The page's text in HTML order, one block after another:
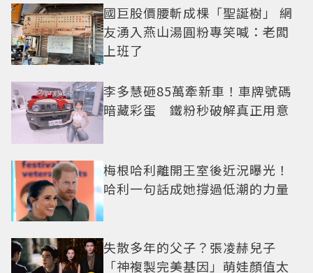
國巨股價腰斬成棵「聖誕樹」 網
友湧入燕山湯圓粉專笑喊：老闆
上班了
李多慧砸85萬牽新車！車牌號碼
暗藏彩蛋 鐵粉秒破解真正用意
梅根哈利離開王室後近況曝光！
哈利一句話成她撐過低潮的力量
失散多年的父子？張凌赫兒子
「神複製完美基因」萌娃顏值太